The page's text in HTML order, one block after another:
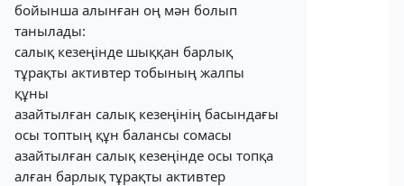
бойынша алынған оң мән болып
танылады:
салық кезеңінде шыққан барлық
тұрақты активтер тобының жалпы
құны
азайтылған салық кезеңінің басындағы
осы топтың құн балансы сомасы
азайтылған салық кезеңінде осы топқа
алған барлық тұрақты активтер